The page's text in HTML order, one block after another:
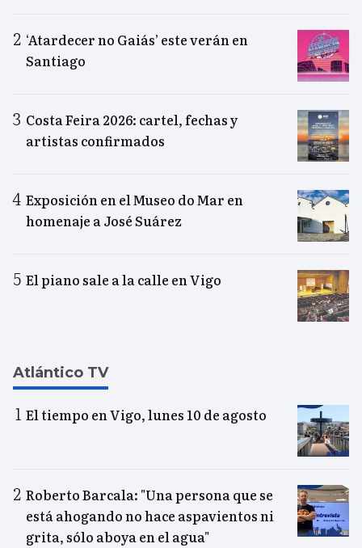
‘Atardecer no Gaiás’ este verán en
Santiago
Costa Feira 2026: cartel, fechas y
artistas confirmados
Exposición en el Museo do Mar en
homenaje a José Suárez
El piano sale a la calle en Vigo
Atlántico TV
El tiempo en Vigo, lunes 10 de agosto
Roberto Barcala: "Una persona que se
está ahogando no hace aspavientos ni
grita, sólo aboya en el agua"